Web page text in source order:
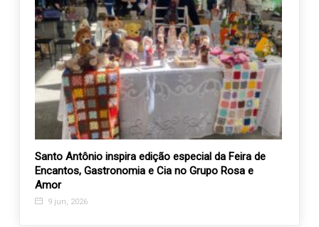
Santo Antônio inspira edição especial da Feira de
Encantos, Gastronomia e Cia no Grupo Rosa e
Amor
9 jun, 2026